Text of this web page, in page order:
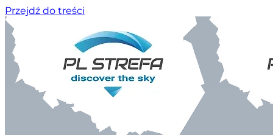
Przejdź do treści